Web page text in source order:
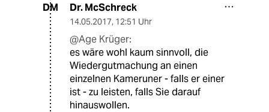
DM Dr. McSchreck
14.05.2017, 12:51 Uhr
@Age Krüger:
es wäre wohl kaum sinnvoll, die
Wiedergutmachung an einen
einzelnen Kameruner - falls er einer
ist - zu leisten, falls Sie darauf
hinauswollen.